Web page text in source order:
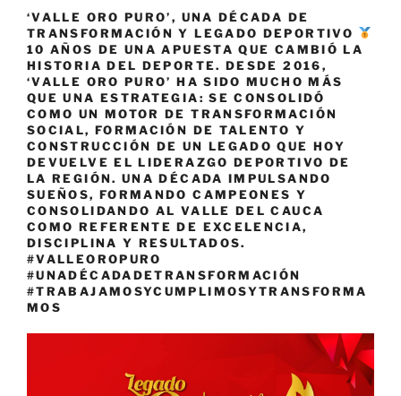
‘VALLE ORO PURO’, UNA DÉCADA DE
TRANSFORMACIÓN Y LEGADO DEPORTIVO
10 AÑOS DE UNA APUESTA QUE CAMBIÓ LA
HISTORIA DEL DEPORTE. DESDE 2016,
‘VALLE ORO PURO’ HA SIDO MUCHO MÁS
QUE UNA ESTRATEGIA: SE CONSOLIDÓ
COMO UN MOTOR DE TRANSFORMACIÓN
SOCIAL, FORMACIÓN DE TALENTO Y
CONSTRUCCIÓN DE UN LEGADO QUE HOY
DEVUELVE EL LIDERAZGO DEPORTIVO DE
LA REGIÓN. UNA DÉCADA IMPULSANDO
SUEÑOS, FORMANDO CAMPEONES Y
CONSOLIDANDO AL VALLE DEL CAUCA
COMO REFERENTE DE EXCELENCIA,
DISCIPLINA Y RESULTADOS.
#VALLEOROPURO
#UNADÉCADADETRANSFORMACIÓN
#TRABAJAMOSYCUMPLIMOSYTRANSFORMA
MOS